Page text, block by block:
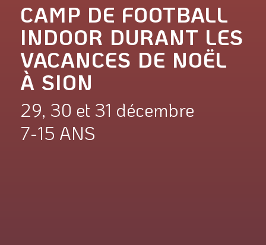
CAMP DE FOOTBALL
INDOOR DURANT LES
VACANCES DE NOËL
À SION
29, 30 et 31 décembre
7-15 ANS